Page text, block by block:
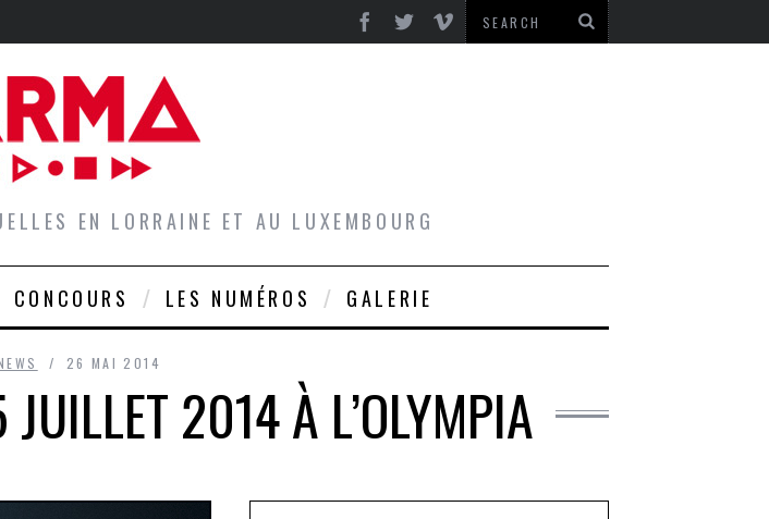
EN LORRAINE ET AU LUXEMBOURG
CONCOURS LES NUMÉROS GALERIE
26 MAI 2014
2014 À L’OLYMPIA